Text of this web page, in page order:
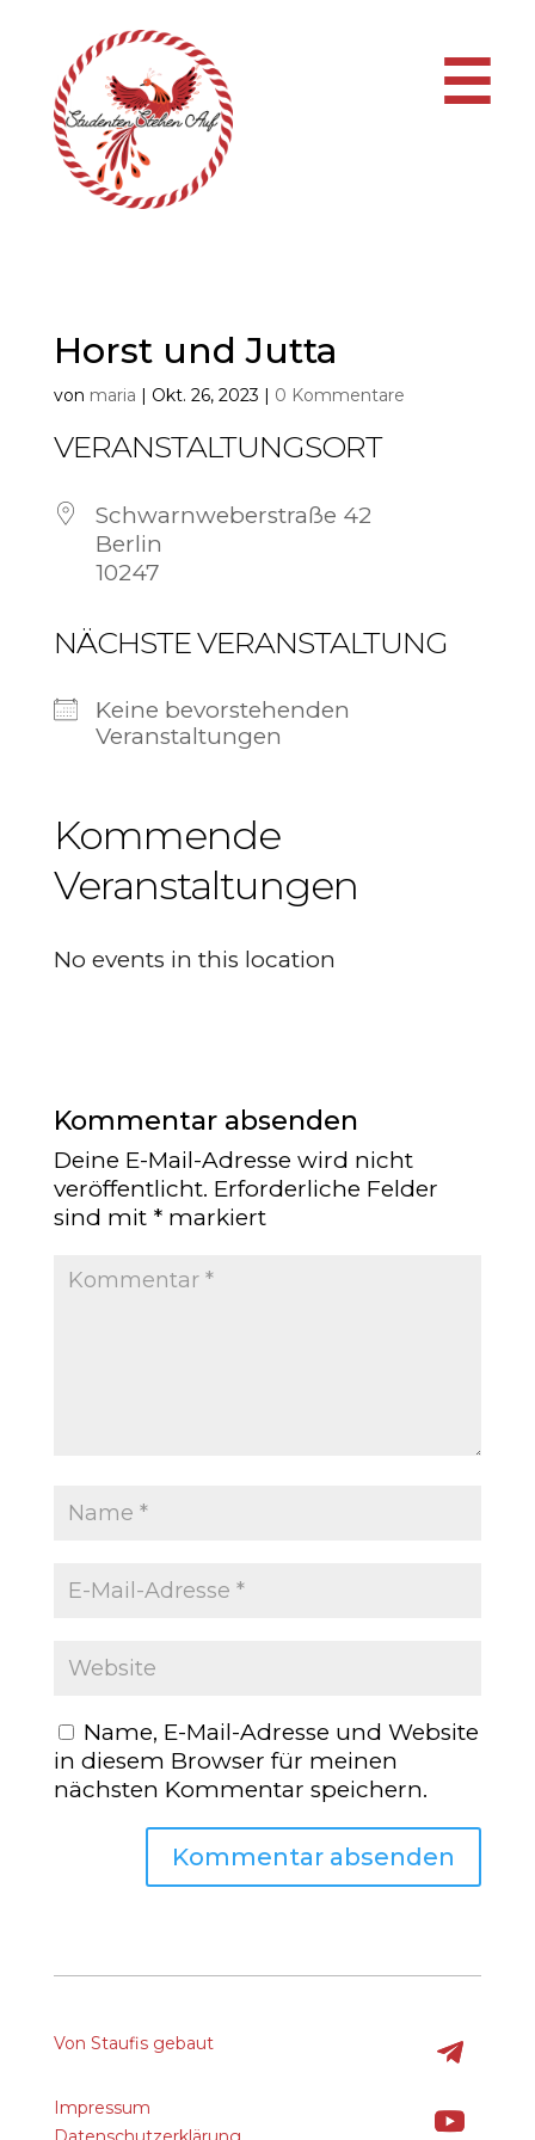
☰
Horst und Jutta
von maria | Okt. 26, 2023 | 0 Kommentare
VERANSTALTUNGSORT
Schwarnweberstraße 42
Berlin
10247
NÄCHSTE VERANSTALTUNG
Keine bevorstehenden
Veranstaltungen
Kommende
Veranstaltungen
No events in this location
Kommentar absenden
Deine E-Mail-Adresse wird nicht
veröffentlicht. Erforderliche Felder
sind mit *markiert
Name, E-Mail-Adresse und Website
in diesem Browser für meinen
nächsten Kommentar speichern.
Von Staufis gebaut
Impressum